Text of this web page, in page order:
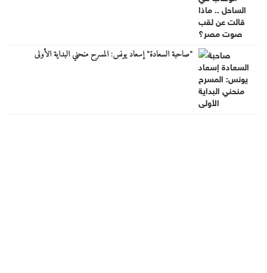
"صاحبة السعادة" إسعاد يونس: المسرح منحني البداية الأولى